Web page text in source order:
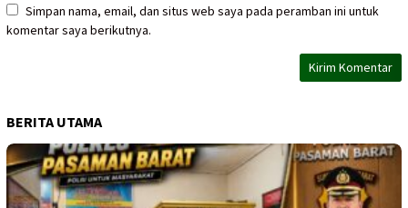
Simpan nama, email, dan situs web saya pada peramban ini untuk
komentar saya berikutnya.
BERITA UTAMA